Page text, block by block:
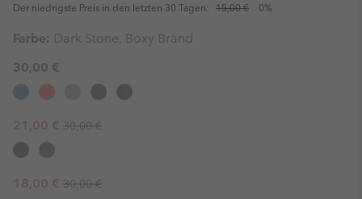
Der niedrigste Preis in den letzten 30 Tagen: 15,00 € 0%
Farbe: Dark Stone, Boxy Brand
30,00 €
Sale price:
21,00 € Regular price:
30,00 €
Sale price:
18,00 € Regular price:
30,00 €